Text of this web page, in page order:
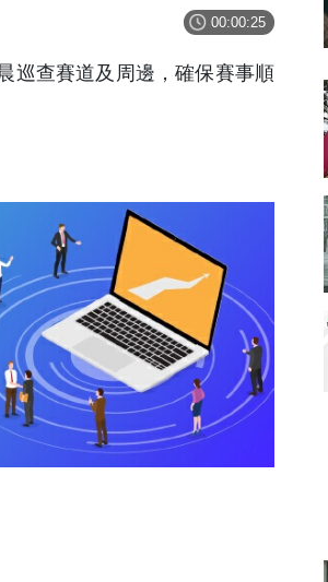
00:00:25
巡查賽道及周邊，確保賽事順